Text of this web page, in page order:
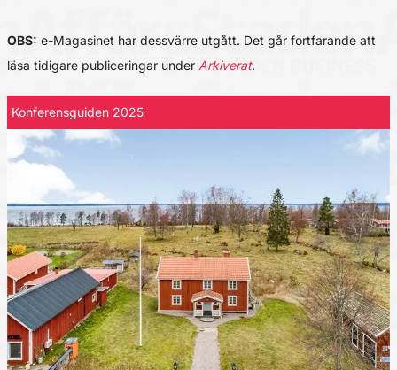
OBS: e-Magasinet har dessvärre utgått. Det går fortfarande att
läsa tidigare publiceringar under Arkiverat.
Konferensguiden 2025